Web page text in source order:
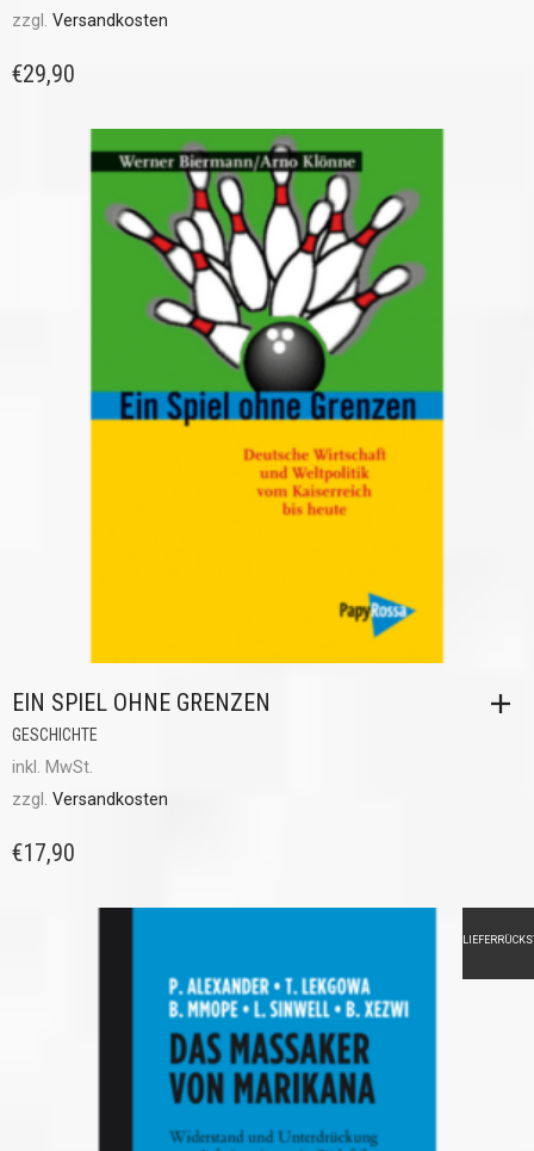
zzgl. Versandkosten
€29,90
EIN SPIEL OHNE GRENZEN
GESCHICHTE
inkl. MwSt.
zzgl. Versandkosten
€17,90